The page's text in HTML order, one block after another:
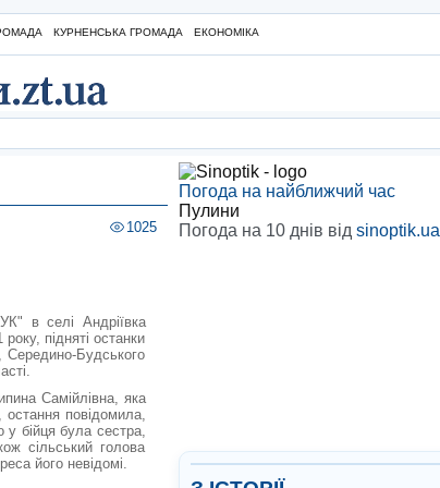
КУРНЕНСЬКА ГРОМАДА ЕКОНОМІКА
1025
в селі Андріївка
підняті останки
Середино-Будського
Самійлівна, яка
остання повідомила,
бійця була сестра,
сільський голова
його невідомі.
Погода на найближчий час
Пулини
Погода на 10 днів від sinoptik.ua